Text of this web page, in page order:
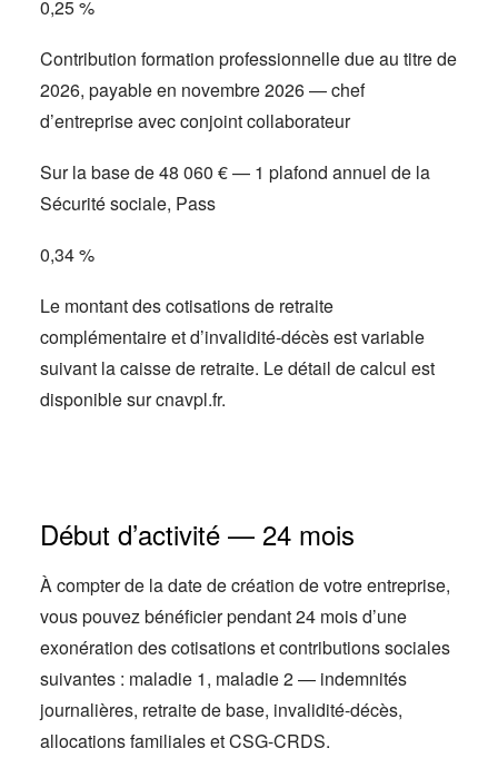
0,25 %
Contribution formation professionnelle due au titre de
2026, payable en novembre 2026 — chef
d’entreprise avec conjoint collaborateur
Sur la base de 48 060 € — 1 plafond annuel de la
Sécurité sociale, Pass
0,34 %
Le montant des cotisations de retraite
complémentaire et d’invalidité-décès est variable
suivant la caisse de retraite. Le détail de calcul est
disponible sur cnavpl.fr.
Début d’activité — 24 mois
À compter de la date de création de votre entreprise,
vous pouvez bénéficier pendant 24 mois d’une
exonération des cotisations et contributions sociales
suivantes : maladie 1, maladie 2 — indemnités
journalières, retraite de base, invalidité-décès,
allocations familiales et CSG-CRDS.